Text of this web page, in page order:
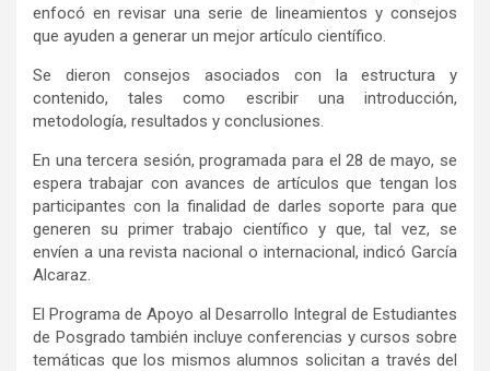
enfocó en revisar una serie de lineamientos y consejos
que ayuden a generar un mejor artículo científico.
Se dieron consejos asociados con la estructura y
contenido, tales como escribir una introducción,
metodología, resultados y conclusiones.
En una tercera sesión, programada para el 28 de mayo, se
espera trabajar con avances de artículos que tengan los
participantes con la finalidad de darles soporte para que
generen su primer trabajo científico y que, tal vez, se
envíen a una revista nacional o internacional, indicó García
Alcaraz.
El Programa de Apoyo al Desarrollo Integral de Estudiantes
de Posgrado también incluye conferencias y cursos sobre
temáticas que los mismos alumnos solicitan a través del